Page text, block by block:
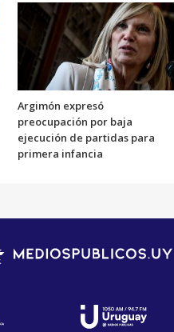
Argimón expresó
preocupación por baja
ejecución de partidas para
primera infancia